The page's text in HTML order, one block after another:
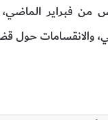
من فبراير الماضي،
والانقسامات حول